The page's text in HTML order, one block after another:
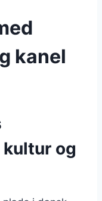
kanel
og